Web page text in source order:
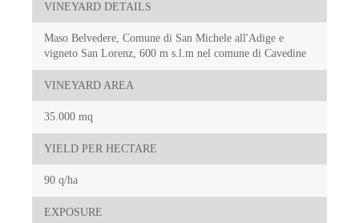
VINEYARD DETAILS
Maso Belvedere, Comune di San Michele all'Adige e
vigneto San Lorenz, 600 m s.l.m nel comune di Cavedine
VINEYARD AREA
35.000 mq
YIELD PER HECTARE
90 q/ha
EXPOSURE